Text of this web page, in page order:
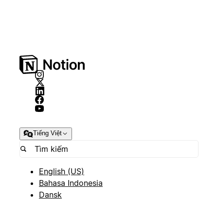
Tiếng Việt
English (US)
Bahasa Indonesia
Dansk